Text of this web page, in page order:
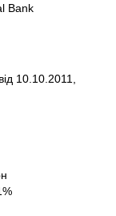
Bank
10.10.2011,